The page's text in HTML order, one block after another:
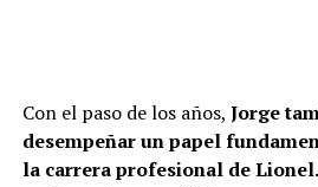
Con el paso de los años, Jorge
desempeñar un papel
la carrera profesional de Lionel.